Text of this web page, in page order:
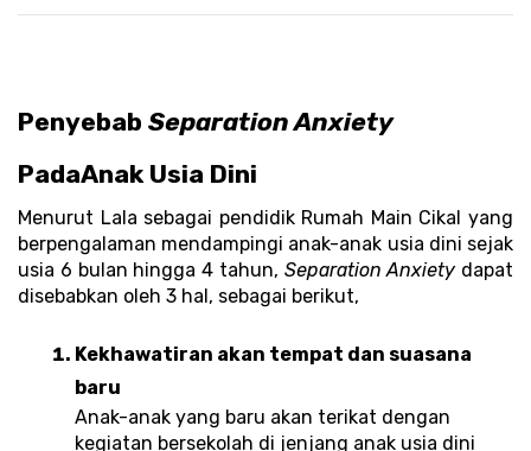
Penyebab
Separation Anxiety
PadaAnak Usia Dini
Menurut Lala sebagai pendidik Rumah Main Cikal yang
berpengalaman mendampingi anak-anak usia dini sejak
usia 6 bulan hingga 4 tahun, Separation Anxiety dapat
disebabkan oleh 3 hal, sebagai berikut,
Kekhawatiran akan tempat dan suasana
baru
Anak-anak yang baru akan terikat dengan
kegiatan bersekolah di jenjang anak usia dini